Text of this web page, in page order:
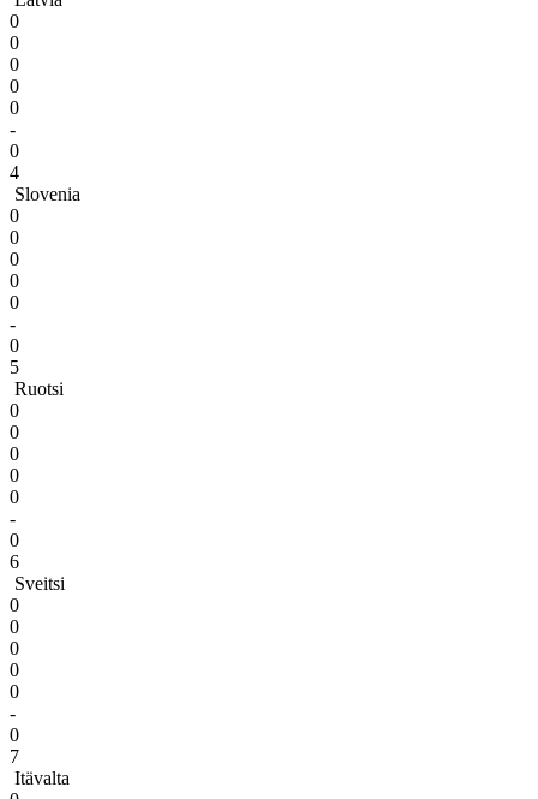
0
0
0
0
0
-
0
4
Slovenia
0
0
0
0
0
-
0
5
Ruotsi
0
0
0
0
0
-
0
6
Sveitsi
0
0
0
0
0
-
0
7
Itävalta